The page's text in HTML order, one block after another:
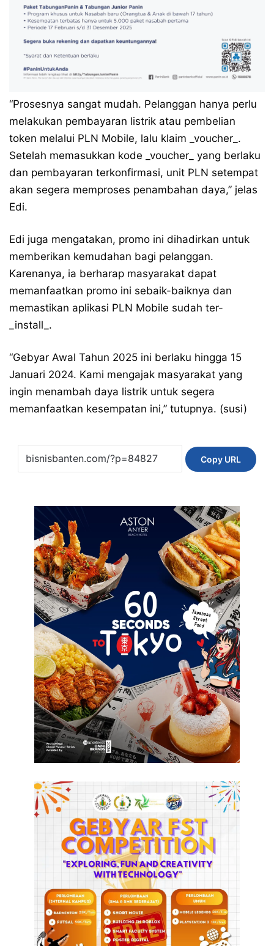
“Prosesnya sangat mudah. Pelanggan hanya perlu
melakukan pembayaran listrik atau pembelian
token melalui PLN Mobile, lalu klaim _voucher_.
Setelah memasukkan kode _voucher_ yang berlaku
dan pembayaran terkonfirmasi, unit PLN setempat
akan segera memproses penambahan daya,” jelas
Edi.
Edi juga mengatakan, promo ini dihadirkan untuk
memberikan kemudahan bagi pelanggan.
Karenanya, ia berharap masyarakat dapat
memanfaatkan promo ini sebaik-baiknya dan
memastikan aplikasi PLN Mobile sudah ter-
_install_.
“Gebyar Awal Tahun 2025 ini berlaku hingga 15
Januari 2024. Kami mengajak masyarakat yang
ingin menambah daya listrik untuk segera
memanfaatkan kesempatan ini,” tutupnya. (susi)
Copy URL